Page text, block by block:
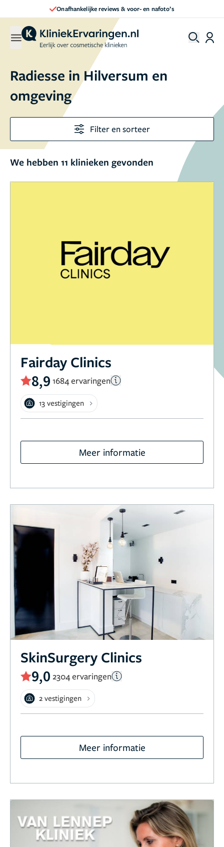
Direct een afspraak maken
Radiesse in Hilversum en
omgeving
Filter en sorteer
We hebben 11 klinieken gevonden
Fairday Clinics
8,9 1684 ervaringen
13 vestigingen
Meer informatie
SkinSurgery Clinics
9,0 2304 ervaringen
2 vestigingen
Meer informatie